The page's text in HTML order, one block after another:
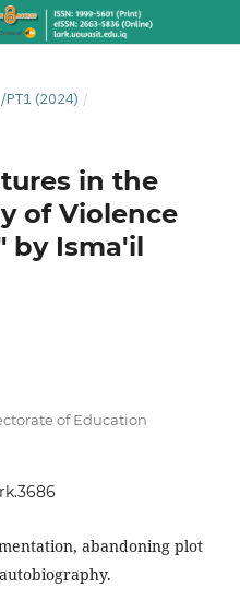
PT1 (2024) /
in the
of Violence
by Isma'il
of Education
abandoning plot